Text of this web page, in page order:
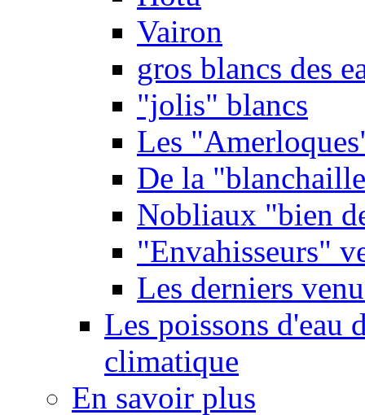
Vairon
gros blancs des
"jolis" blancs
Les
De la
Nobliaux "bien
"Envahisseurs"
Les derniers
Les poissons d'eau
climatique
En savoir plus